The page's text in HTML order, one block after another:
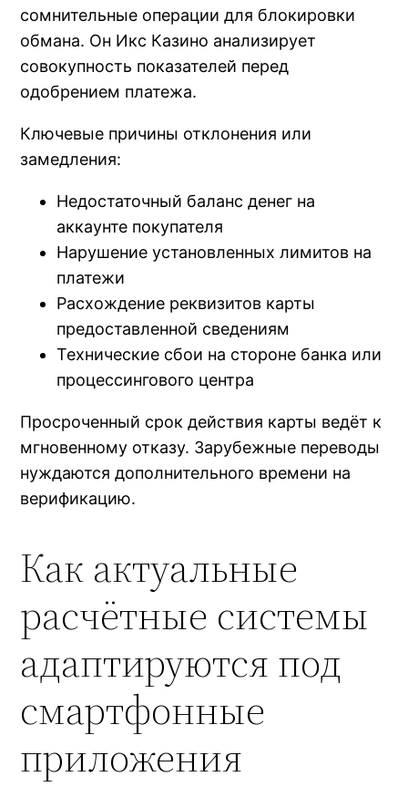
сомнительные операции для блокировки
обмана. Он Икс Казино анализирует
совокупность показателей перед
одобрением платежа.
Ключевые причины отклонения или
замедления:
Недостаточный баланс денег на
аккаунте покупателя
Нарушение установленных лимитов на
платежи
Расхождение реквизитов карты
предоставленной сведениям
Технические сбои на стороне банка или
процессингового центра
Просроченный срок действия карты ведёт к
мгновенному отказу. Зарубежные переводы
нуждаются дополнительного времени на
верификацию.
Как актуальные
расчётные системы
адаптируются под
смартфонные
приложения